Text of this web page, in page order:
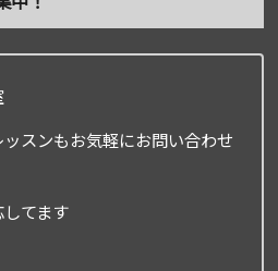
スンもお気軽にお問い合わせ
てます